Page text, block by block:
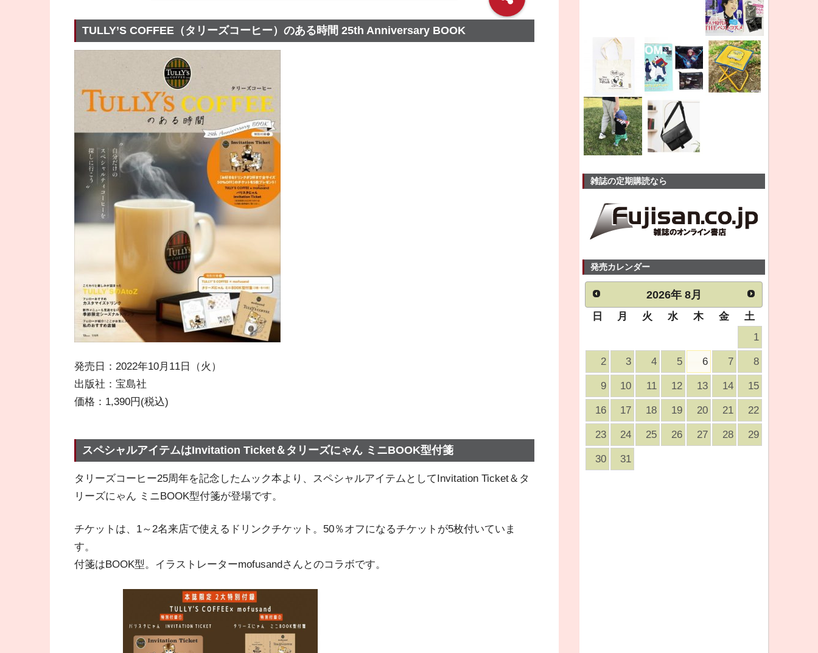
TULLY’S COFFEE（タリーズコーヒー）のある時間 25th Anniversary BOOK
発売日：2022年10月11日（火）
出版社：宝島社
価格：1,390円(税込)
スペシャルアイテムはInvitation Ticket＆タリーズにゃん ミニBOOK型付箋
タリーズコーヒー25周年を記念したムック本より、スペシャルアイテムとしてInvitation Ticket＆タ
リーズにゃん ミニBOOK型付箋が登場です。
チケットは、1～2名来店で使えるドリンクチケット。50％オフになるチケットが5枚付いていま
す。
付箋はBOOK型。イラストレーターmofusandさんとのコラボです。
雑誌の定期購読なら
発売カレンダー
2026年 8月
日 月 火 水 木 金
土
1
2 3 4 5 6 7 8
9 10 11 12 13 14 15
16 17 18 19 20 21 22
23 24 25 26 27 28 29
30 31